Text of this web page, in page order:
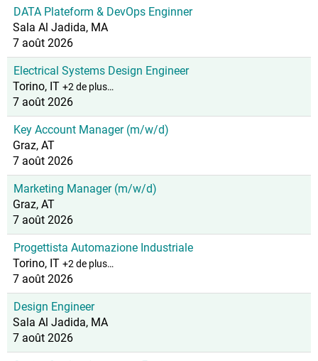
DATA Plateform & DevOps Enginner
Sala Al Jadida, MA
7 août 2026
Electrical Systems Design Engineer
Torino, IT +2 de plus…
7 août 2026
Key Account Manager (m/w/d)
Graz, AT
7 août 2026
Marketing Manager (m/w/d)
Graz, AT
7 août 2026
Progettista Automazione Industriale
Torino, IT +2 de plus…
7 août 2026
Design Engineer
Sala Al Jadida, MA
7 août 2026